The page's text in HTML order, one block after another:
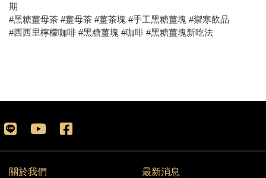
期
#黑糖薑母茶 #薑母茶 #薑茶塊 #手工黑糖薑塊 #禦寒飲品
#西西里檸檬咖啡 #黑糖薑塊 #咖啡 #黑糖薑塊新吃法
關於我們 最新消息